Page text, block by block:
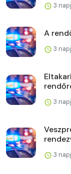
3
A
3
3
3